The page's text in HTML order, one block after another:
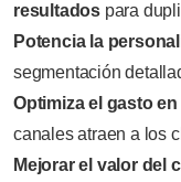
resultados para
Potencia la
segmentación
Optimiza el gasto
canales atraen a los
Mejorar el valor del